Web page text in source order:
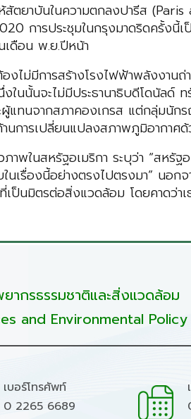
สัตยาบันในความตกลงปารีส
การประชุมในกรุงมาดริดครั้งนี้เ
เดือน พ.ย.ปีหน้า
องไม่มีการสร้างโรงไฟฟ้าพลังง
ในนั้นจะไม่มีประธานาธิบดีโดนั
แทนจากสภาคองเกรส แต่กลุ่มนั
นการเปลี่ยนแปลงสภาพภูมิอากาศ
พในสหรัฐอเมริกา ระบุว่า “สหรั
นเรื่องนี้อย่างตรงไปตรงมา” นอ
ป็นมิตรต่อสิ่งแวดล้อม โดยคาดว่า
ากรธรรมชาติและสิ่งแวดล้อม
and Environmental Policy
เบอร์โทรศัพท์
0 2265 6689